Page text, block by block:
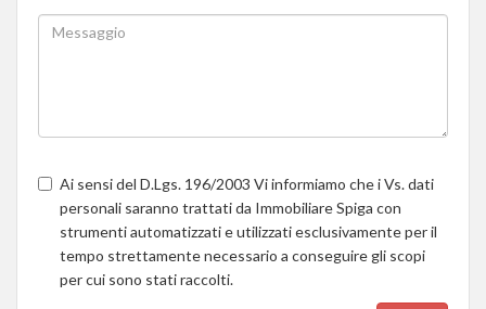
Ai sensi del D.Lgs. 196/2003 Vi informiamo che i Vs. dati
personali saranno trattati da Immobiliare Spiga con
strumenti automatizzati e utilizzati esclusivamente per il
tempo strettamente necessario a conseguire gli scopi
per cui sono stati raccolti.